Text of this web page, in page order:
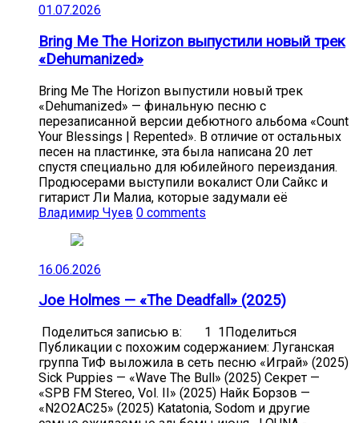
01.07.2026
Bring Me The Horizon выпустили новый трек
«Dehumanized»
Bring Me The Horizon выпустили новый трек
«Dehumanized» — финальную песню с
перезаписанной версии дебютного альбома «Count
Your Blessings | Repented». В отличие от остальных
песен на пластинке, эта была написана 20 лет
спустя специально для юбилейного переиздания.
Продюсерами выступили вокалист Оли Сайкс и
гитарист Ли Малиа, которые задумали её
Владимир Чуев 0 comments
16.06.2026
Joe Holmes — «The Deadfall» (2025)
Поделиться записью в: 1 1Поделиться
Публикации с похожим содержанием: Луганская
группа ТиФ выложила в сеть песню «Играй» (2025)
Sick Puppies — «Wave The Bull» (2025) Секрет —
«SPB FM Stereo, Vol. II» (2025) Найк Борзов —
«N2O2AC25» (2025) Katatonia, Sodom и другие